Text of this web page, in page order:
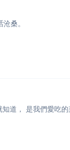
桑。
道， 是我們愛吃的